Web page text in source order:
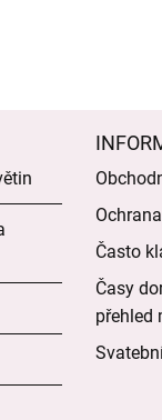
Často
Časy
přehled